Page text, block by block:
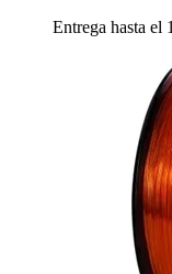
Entrega hasta el